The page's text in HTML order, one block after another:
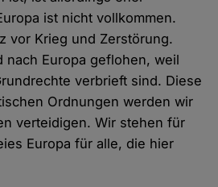
ist nicht vollkommen.
vor Krieg und Zerstörung.
nach Europa geflohen, weil
verbrieft sind. Diese
Ordnungen werden wir
verteidigen. Wir stehen für
Europa für alle, die hier